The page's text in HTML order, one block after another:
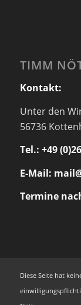
TIMM
Kontakt:
Unter den
56736
Tel.: +49
E-Mail:
Termine
Diese Seite hat